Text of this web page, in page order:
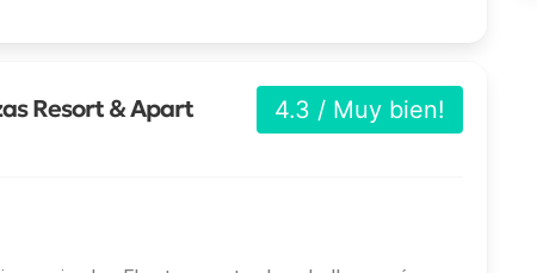
4.3 / Muy bien!
Resort & Apart